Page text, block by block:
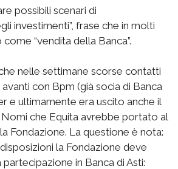
possibili scenari di
investimenti”, frase che in molti
“vendita della Banca”.
nelle settimane scorse contatti
con Bpm (già socia di Banca
e ultimamente era uscito anche il
che Equita avrebbe portato al
Fondazione. La questione è nota:
la Fondazione deve
in Banca di Asti: